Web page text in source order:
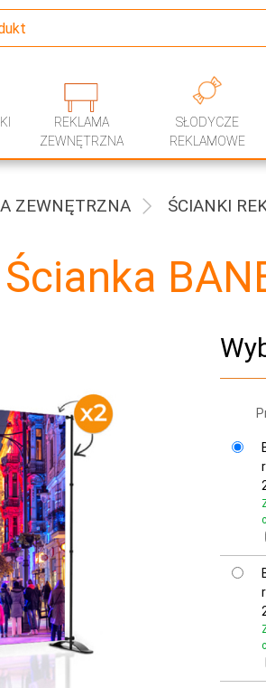
REKLAMA
ZEWNĘTRZNA
SŁODYCZE
REKLAMOWE
ZEWNĘTRZNA ŚCIANKI
Ścianka